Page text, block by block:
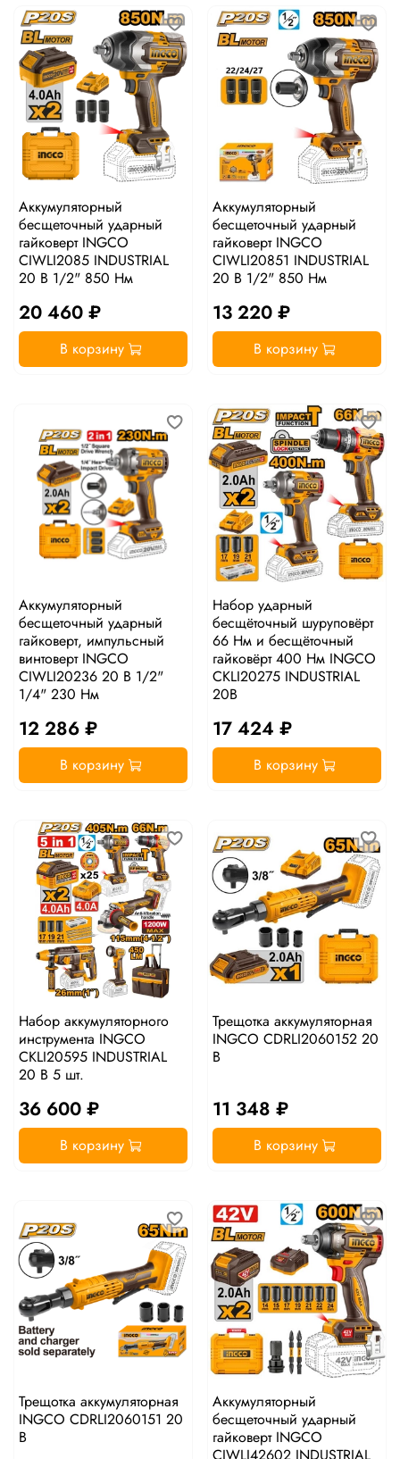
Аккумуляторный
бесщеточный ударный
гайковерт INGCO
CIWLI2085 INDUSTRIAL
20 В 1/2" 850 Нм
20 460 ₽
В корзину
Аккумуляторный
бесщеточный ударный
гайковерт INGCO
CIWLI20851 INDUSTRIAL
20 В 1/2" 850 Нм
13 220 ₽
В корзину
Аккумуляторный
бесщеточный ударный
гайковерт, импульсный
винтоверт INGCO
CIWLI20236 20 В 1/2"
1/4" 230 Нм
12 286 ₽
В корзину
Набор ударный
бесщёточный шуруповёрт
66 Нм и бесщёточный
гайковёрт 400 Нм INGCO
CKLI20275 INDUSTRIAL
20В
17 424 ₽
В корзину
Набор аккумуляторного
инструмента INGCO
CKLI20595 INDUSTRIAL
20 В 5 шт.
36 600 ₽
В корзину
Трещотка аккумуляторная
INGCO CDRLI2060152 20
В
11 348 ₽
В корзину
Трещотка аккумуляторная
INGCO CDRLI2060151 20
В
Аккумуляторный
бесщеточный ударный
гайковерт INGCO